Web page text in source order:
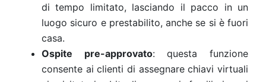
di tempo limitato, lasciando il pacco in un
luogo sicuro e prestabilito, anche se si è fuori
casa.
Ospite pre-approvato: questa funzione
consente ai clienti di assegnare chiavi virtuali